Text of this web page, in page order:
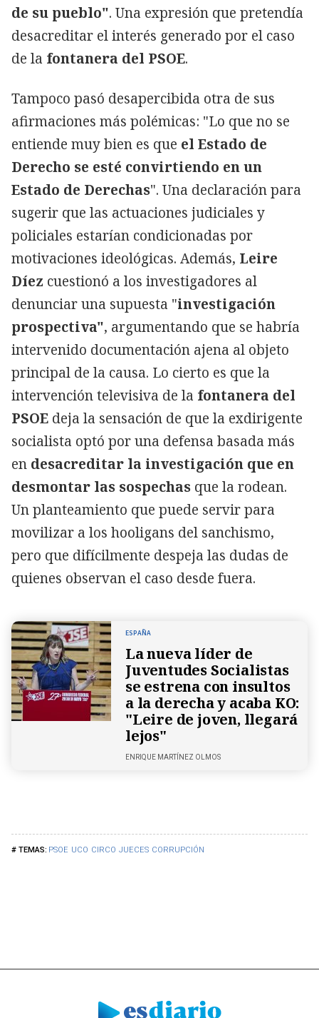
PSOE UCO CIRCO JUECES CORRUPCIÓN
de su pueblo". Una expresión que pretendía
desacreditar el interés generado por el caso
de la fontanera del PSOE.
Tampoco pasó desapercibida otra de sus
afirmaciones más polémicas: "Lo que no se
entiende muy bien es que el Estado de
Derecho se esté convirtiendo en un
Estado de Derechas". Una declaración para
sugerir que las actuaciones judiciales y
policiales estarían condicionadas por
motivaciones ideológicas. Además, Leire
Díez cuestionó a los investigadores al
denunciar una supuesta "investigación
prospectiva", argumentando que se habría
intervenido documentación ajena al objeto
principal de la causa. Lo cierto es que la
intervención televisiva de la fontanera del
PSOE deja la sensación de que la exdirigente
socialista optó por una defensa basada más
en desacreditar la investigación que en
desmontar las sospechas que la rodean.
Un planteamiento que puede servir para
movilizar a los hooligans del sanchismo,
pero que difícilmente despeja las dudas de
quienes observan el caso desde fuera.
ESPAÑA
La nueva líder de
Juventudes Socialistas
se estrena con insultos
a la derecha y acaba KO:
"Leire de joven, llegará
lejos"
ENRIQUE MARTÍNEZ OLMOS